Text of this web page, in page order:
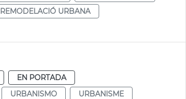
REMODELACIÓ URBANA
EN PORTADA
URBANISMO
URBANISME